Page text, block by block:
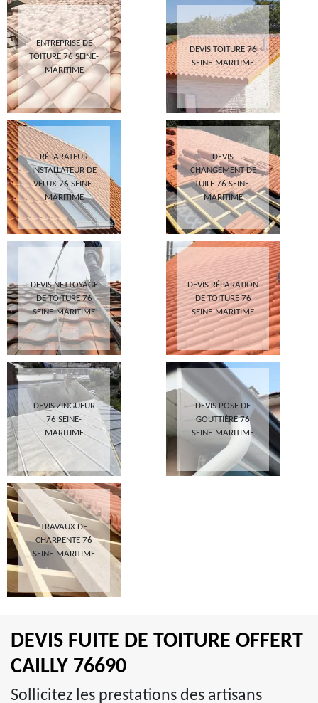
ENTREPRISE DE
TOITURE 76 SEINE-
MARITIME
DEVIS TOITURE 76
SEINE-MARITIME
RÉPARATEUR
INSTALLATEUR DE
VELUX 76 SEINE-
MARITIME
DEVIS
CHANGEMENT DE
TUILE 76 SEINE-
MARITIME
DEVIS NETTOYAGE
DE TOITURE 76
SEINE-MARITIME
DEVIS RÉPARATION
DE TOITURE 76
SEINE-MARITIME
DEVIS ZINGUEUR
76 SEINE-
MARITIME
DEVIS POSE DE
GOUTTIÈRE 76
SEINE-MARITIME
TRAVAUX DE
CHARPENTE 76
SEINE-MARITIME
DEVIS FUITE DE TOITURE OFFERT
CAILLY 76690
Sollicitez les prestations des artisans